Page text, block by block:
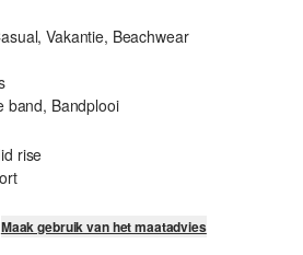
Vakantie, Beachwear
band, Bandplooi
rise
Maak gebruik van het maatadvies